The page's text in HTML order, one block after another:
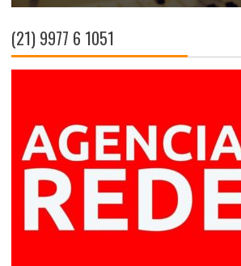
(21) 9977 6 1051